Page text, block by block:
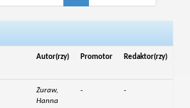
Autor(rzy) Promotor Redaktor(rzy)
Żuraw,
Hanna
- -